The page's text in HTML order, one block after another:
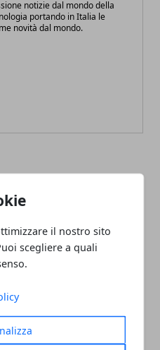
il nostro sito
scegliere a quali
notizie dal mondo della
portando in Italia le
novità dal mondo.
Tensor G3 di